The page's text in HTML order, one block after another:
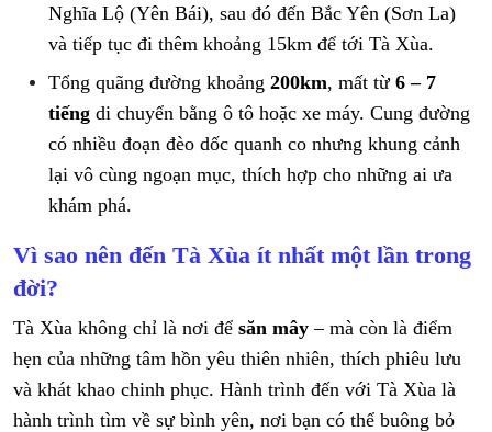
Nghĩa Lộ (Yên Bái), sau đó đến Bắc Yên (Sơn La)
và tiếp tục đi thêm khoảng 15km để tới Tà Xùa.
Tổng quãng đường khoảng 200km, mất từ 6 – 7
tiếng di chuyển bằng ô tô hoặc xe máy. Cung đường
có nhiều đoạn đèo dốc quanh co nhưng khung cảnh
lại vô cùng ngoạn mục, thích hợp cho những ai ưa
khám phá.
Vì sao nên đến Tà Xùa ít nhất một lần trong
đời?
Tà Xùa không chỉ là nơi để săn mây – mà còn là điểm
hẹn của những tâm hồn yêu thiên nhiên, thích phiêu lưu
và khát khao chinh phục. Hành trình đến với Tà Xùa là
hành trình tìm về sự bình yên, nơi bạn có thể buông bỏ